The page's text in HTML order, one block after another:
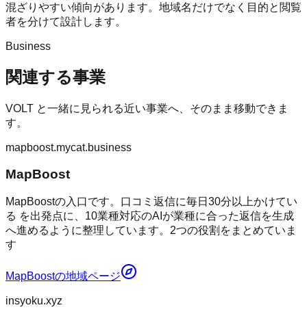
混ざりやすい傾向があります。地域名だけでなく目的と閲覧
者を分けて設計します。
Business
関連する事業
VOLT と一緒に見られる近い事業へ、そのまま移動できま
す。
mapboost.mycat.business
MapBoost
MapBoostの入口です。口コミ返信に毎日30分以上かけてい
る を出発点に、10業種対応のAIが業種に合った返信を生成
へ進めるように整理しています。2つの役割をまとめていま
す
MapBoostの地域ページ
insyoku.xyz